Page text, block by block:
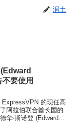
润土
要使用
的现任高
阿拉伯联合酋长国的
华·斯诺登 (Edward